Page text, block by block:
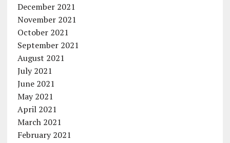
December 2021
November 2021
October 2021
September 2021
August 2021
July 2021
June 2021
May 2021
April 2021
March 2021
February 2021